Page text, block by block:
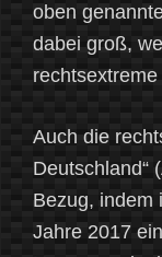
oben
dabei groß,
Auch die
Deutschland“
Bezug, indem
Jahre 2017